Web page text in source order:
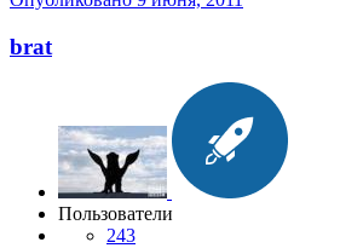
brat
Пользователи
243